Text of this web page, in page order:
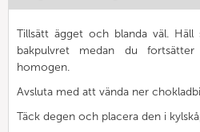
Tillsätt ägget och blanda väl.
bakpulvret medan du
homogen.
Avsluta med att vända ner
Täck degen och placera den i